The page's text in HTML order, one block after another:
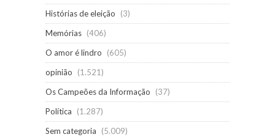
Histórias de eleição
(3)
Memórias (406)
O amor é lindro
(605)
opinião
(1.521)
Os Campeões da Informação
(37)
Política
(1.287)
Sem categoria
(5.009)